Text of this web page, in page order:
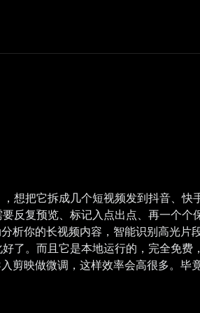
想把它拆成几个短视频发到抖音、
复预览、标记入点出点、再一个个
析你的长视频内容，智能识别高光
了。而且它是本地运行的，完全免费
剪映做微调，这样效率会高很多。